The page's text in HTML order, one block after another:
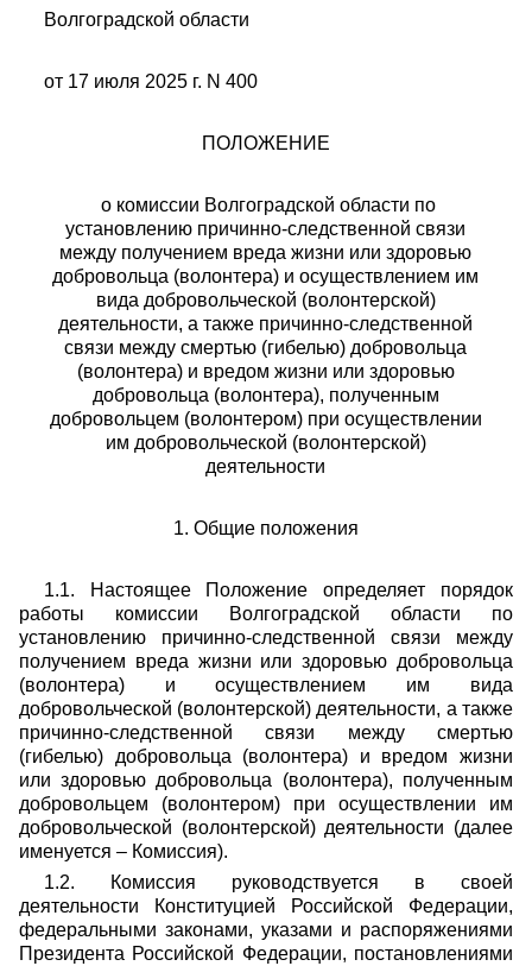
Волгоградской области
от 17 июля 2025 г. N 400
ПОЛОЖЕНИЕ
о комиссии Волгоградской области по
установлению причинно-следственной связи
между получением вреда жизни или здоровью
добровольца (волонтера) и осуществлением им
вида добровольческой (волонтерской)
деятельности, а также причинно-следственной
связи между смертью (гибелью) добровольца
(волонтера) и вредом жизни или здоровью
добровольца (волонтера), полученным
добровольцем (волонтером) при осуществлении
им добровольческой (волонтерской)
деятельности
1. Общие положения
1.1. Настоящее Положение определяет порядок
работы комиссии Волгоградской области по
установлению причинно-следственной связи между
получением вреда жизни или здоровью добровольца
(волонтера) и осуществлением им вида
добровольческой (волонтерской) деятельности, а также
причинно-следственной связи между смертью
(гибелью) добровольца (волонтера) и вредом жизни
или здоровью добровольца (волонтера), полученным
добровольцем (волонтером) при осуществлении им
добровольческой (волонтерской) деятельности (далее
именуется – Комиссия).
1.2. Комиссия руководствуется в своей
деятельности Конституцией Российской Федерации,
федеральными законами, указами и распоряжениями
Президента Российской Федерации, постановлениями